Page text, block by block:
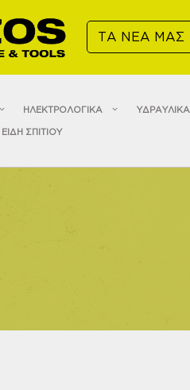
ΤΑ ΝΕΑ ΜΑΣ
ΗΛΕΚΤΡΟΛΟΓΙΚΑ ΥΔΡΑΥΛΙΚΑ
ΕΙΔΗ ΣΠΙΤΙΟΥ